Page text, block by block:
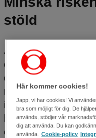
stöld
Att bli av med
och kännas otryggt.
det du äger, skydda
med dina grannar
inbrott och stöld.
hur du bäst
cykeltjuven borta till
Här kommer cookies!
Japp, vi har cookies! Vi
bra som möjligt för dig. De
används, stödjer vår
dig att använda. Du kan
använda. Cookie-policy